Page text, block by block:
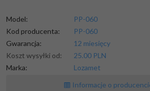
Model:
PP-060
Kod producenta:
PP-060
Gwarancja:
12 miesięcy
Koszt wysyłki od:
25.00 PLN
Marka:
Lozamet
Informacje o